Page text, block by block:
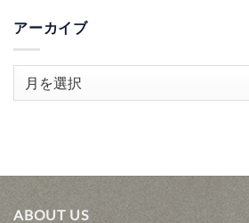
アーカイブ
ABOUT US